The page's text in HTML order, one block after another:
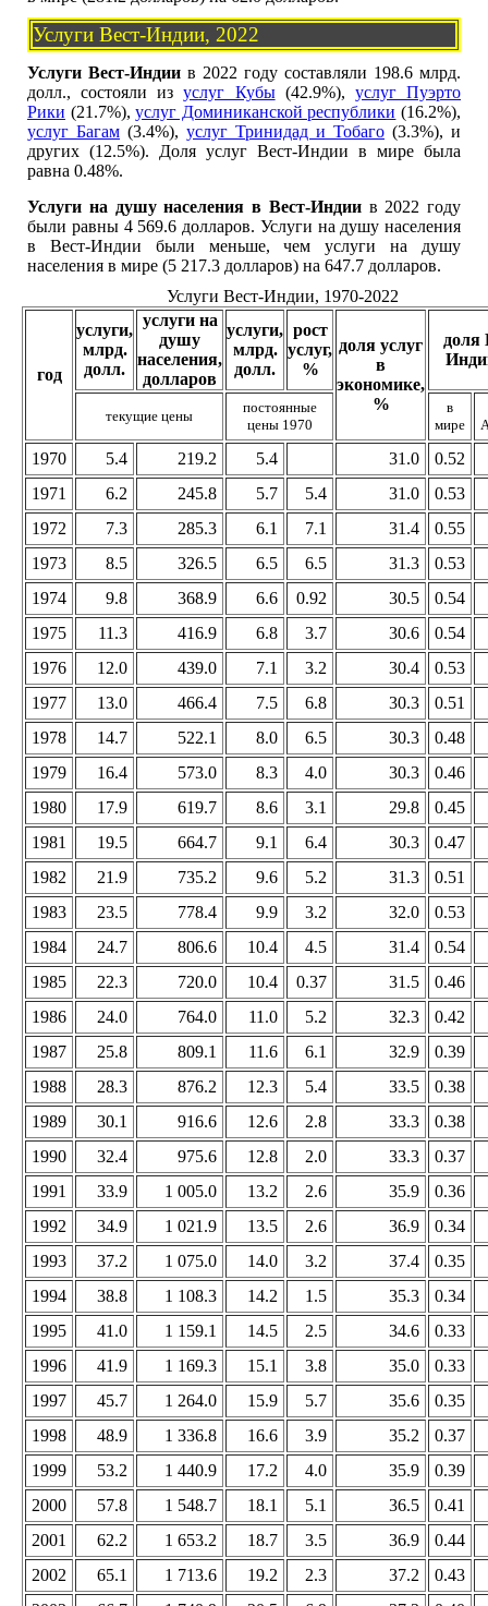
Услуги Вест-Индии, 2022
Услуги Вест-Индии в 2022 году составляли 198.6 млрд.
долл., состояли изуслуг Кубы(42.9%), услуг Пуэрто
Рики (21.7%),услуг Доминиканской республики (16.2%),
услуг Багам (3.4%), услуг Тринидад и Тобаго (3.3%), и
других (12.5%). Доля услуг Вест-Индии в мире была
равна 0.48%.
Услуги на душу населения в Вест-Индиив 2022 году
были равны 4 569.6 долларов. Услуги на душу населения
в Вест-Индии были меньше, чем услуги на душу
населения в мире (5 217.3 долларов) на 647.7 долларов.
Услуги Вест-Индии, 1970-2022
год
услуги,
млрд.
долл.
услуги на
душу
населения,
долларов
услуги,
млрд.
долл.
рост
услуг,
%
доля услуг
в
экономике,
%
доля
текущие цены
постоянные
цены 1970
в
мире
1970 5.4 219.2 5.4 31.0
0.52
1971
6.2 245.8 5.7 5.4 31.0
0.53
1972
7.3 285.3 6.1 7.1 31.4
0.55
1973
8.5 326.5 6.5 6.5 31.3
0.53
1974
9.8 368.9 6.6 0.92 30.5
0.54
1975
11.3 416.9 6.8 3.7 30.6
0.54
1976
12.0 439.0 7.1 3.2 30.4
0.53
1977
13.0 466.4 7.5 6.8 30.3
0.51
1978
14.7 522.1 8.0 6.5 30.3
0.48
1979
16.4 573.0 8.3 4.0 30.3
0.46
1980
17.9 619.7 8.6 3.1 29.8
0.45
1981
19.5 664.7 9.1 6.4 30.3
0.47
1982
21.9 735.2 9.6 5.2 31.3
0.51
1983
23.5 778.4 9.9 3.2 32.0
0.53
1984
24.7 806.6 10.4 4.5 31.4
0.54
1985
22.3 720.0 10.4 0.37 31.5
0.46
1986
24.0 764.0 11.0 5.2 32.3
0.42
1987
25.8 809.1 11.6 6.1 32.9
0.39
1988
28.3 876.2 12.3 5.4 33.5
0.38
1989
30.1 916.6 12.6 2.8 33.3
0.38
1990
32.4 975.6 12.8 2.0 33.3
0.37
1991
33.9 1 005.0 13.2 2.6 35.9
0.36
1992
34.9 1 021.9 13.5 2.6 36.9
0.34
1993
37.2 1 075.0 14.0 3.2 37.4
0.35
1994
38.8 1 108.3 14.2 1.5 35.3
0.34
1995
41.0 1 159.1 14.5 2.5 34.6
0.33
1996
41.9 1 169.3 15.1 3.8 35.0
0.33
1997
45.7 1 264.0 15.9 5.7 35.6
0.35
1998
48.9 1 336.8 16.6 3.9 35.2
0.37
1999
53.2 1 440.9 17.2 4.0 35.9
0.39
2000
57.8 1 548.7 18.1 5.1 36.5
0.41
2001
62.2 1 653.2 18.7 3.5 36.9
0.44
2002
65.1 1 713.6 19.2 2.3 37.2
0.43